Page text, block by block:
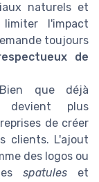
naturels et
l'impact
toujours
de
que déjà
devient plus
de créer
clients. L'ajout
des logos ou
spatules et